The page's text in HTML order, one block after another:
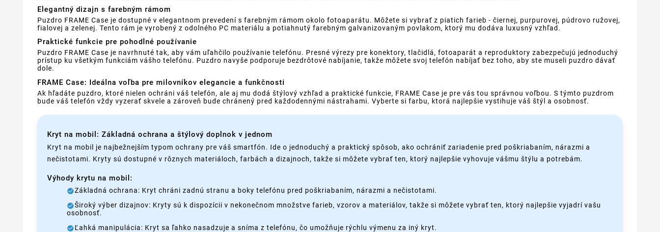
Elegantný dizajn s farebným rámom
Puzdro FRAME Case je dostupné v elegantnom prevedení s farebným rámom okolo fotoaparátu. Môžete si vybrať z piatich farieb - čiernej, purpurovej, púdrovo ružovej,
fialovej a zelenej. Tento rám je vyrobený z odolného PC materiálu a potiahnutý farebným galvanizovaným povlakom, ktorý mu dodáva luxusný vzhľad.
Praktické funkcie pre pohodlné používanie
Puzdro FRAME Case je navrhnuté tak, aby vám uľahčilo používanie telefónu. Presné výrezy pre konektory, tlačidlá, fotoaparát a reproduktory zabezpečujú jednoduchý
prístup ku všetkým funkciám vášho telefónu. Puzdro navyše podporuje bezdrôtové nabíjanie, takže môžete svoj telefón nabíjať bez toho, aby ste museli puzdro dávať
dole.
FRAME Case: Ideálna voľba pre milovníkov elegancie a funkčnosti
Ak hľadáte puzdro, ktoré nielen ochráni váš telefón, ale aj mu dodá štýlový vzhľad a praktické funkcie, FRAME Case je pre vás tou správnou voľbou. S týmto puzdrom
bude váš telefón vždy vyzerať skvele a zároveň bude chránený pred každodennými nástrahami. Vyberte si farbu, ktorá najlepšie vystihuje váš štýl a osobnosť.
Kryt na mobil: Základná ochrana a štýlový doplnok v jednom
Kryt na mobil je najbežnejším typom ochrany pre váš smartfón. Ide o jednoduchý a praktický spôsob, ako ochrániť zariadenie pred poškriabaním, nárazmi a
nečistotami. Kryty sú dostupné v rôznych materiáloch, farbách a dizajnoch, takže si môžete vybrať ten, ktorý najlepšie vyhovuje vášmu štýlu a potrebám.
Výhody krytu na mobil:
Základná ochrana: Kryt chráni zadnú stranu a boky telefónu pred poškriabaním, nárazmi a nečistotami.
Široký výber dizajnov: Kryty sú k dispozícii v nekonečnom množstve farieb, vzorov a materiálov, takže si môžete vybrať ten, ktorý najlepšie vyjadrí vašu
osobnosť.
Ľahká manipulácia: Kryt sa ľahko nasadzuje a sníma z telefónu, čo umožňuje rýchlu výmenu za iný kryt.